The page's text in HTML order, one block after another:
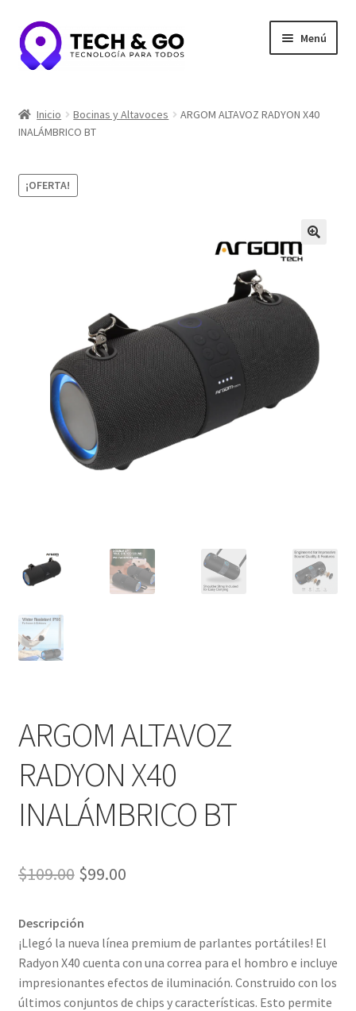
Ir
a
la
Ir
al
contenido
Menú
Contacto
Portafolio y Confianza
Inicio Bocinas y Altavoces
ARGOM ALTAVOZ RADYON X40
INALÁMBRICO BT
¡OFERTA!
ARGOM ALTAVOZ
RADYON X40
INALÁMBRICO BT
$109.00 El
original
era:
$109.00.
$99.00El
es:
$99.00.
Descripción
¡Llegó la nueva línea premium de parlantes portátiles! El
Radyon X40 cuenta con una correa para el hombro e incluye
impresionantes efectos de iluminación. Construido con los
últimos conjuntos de chips y características. Esto permite